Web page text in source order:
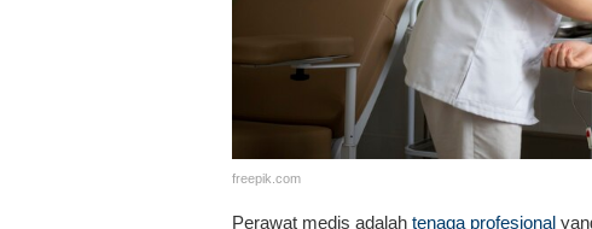
freepik.com
Perawat medis adalah tenaga profesional